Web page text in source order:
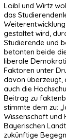
Loibl und Wirtz
das
gestaltet wird,
Studierende und
betonten beide
liberale
Faktoren unter
davon überzeugt,
auch die
Beitrag zu
stimmte dem zu:
Wissenschaft und
Bayerischen
zukünftige